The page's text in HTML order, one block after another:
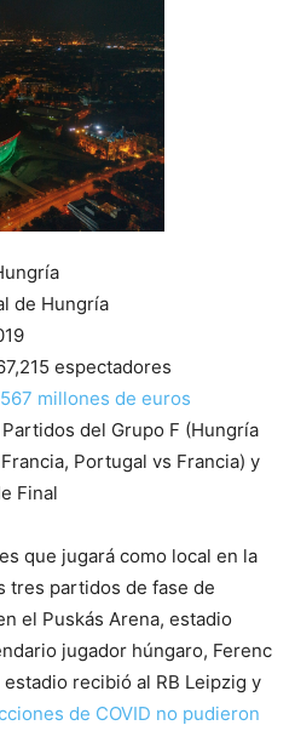
de Hungría
espectadores
567 millones de euros
del Grupo F (Hungría
Portugal vs Francia) y
Final
que jugará como local en la
tres partidos de fase de
el Puskás Arena, estadio
jugador húngaro, Ferenc
recibió al RB Leipzig y
de COVID no pudieron